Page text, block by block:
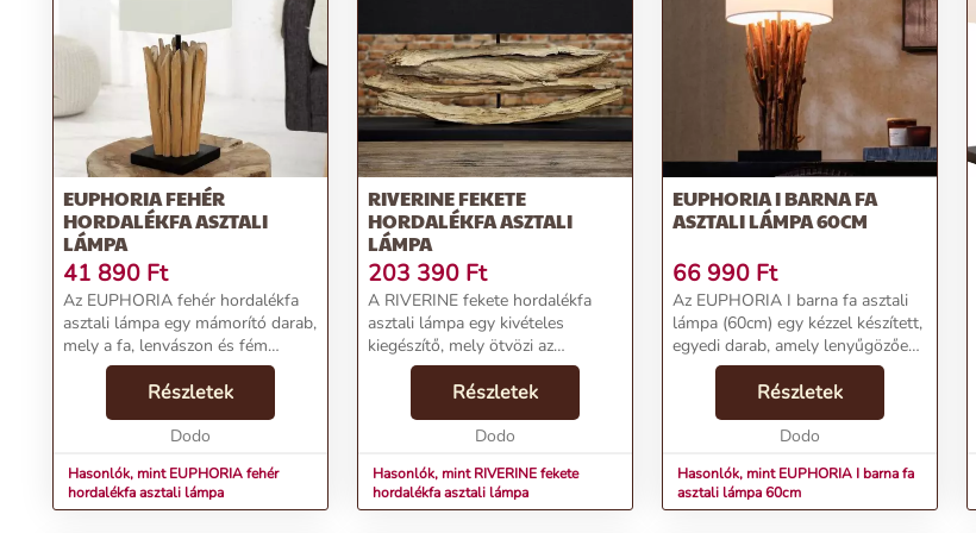
A lámpa követi a skandináv szemléletmódot.
Átlényegző Fény:Melengető fényében az otthonod különlegessé válik.
Rendeld meg most, és hozd el otthonodba az EUPHORIA lámpa mámorító világát!
További információk>>
EUPHORIA FEHÉR
HORDALÉKFA ASZTALI
LÁMPA
41 890 Ft
Az EUPHORIA fehér hordalékfa
asztali lámpa egy mámorító darab,
mely a fa, lenvászon és fém
harmonikus egyesülését kínálja. A
skandináv stílusú világítótest
rendhagyó és lenyűgöző, a
hordalékfa elemek ...
Részletek
Dodo
Hasonlók, mint EUPHORIA fehér
hordalékfa asztali lámpa
RIVERINE FEKETE
HORDALÉKFA ASZTALI
LÁMPA
203 390 Ft
A RIVERINE fekete hordalékfa
asztali lámpa egy kivételes
kiegészítő, mely ötvözi az
egyediséget és az időtállóságot. A
fekete lenvászon lámpaernyő és
fémváz kombinációja önmagában
is stílusos, de a ho...
Részletek
Dodo
Hasonlók, mint RIVERINE fekete
hordalékfa asztali lámpa
EUPHORIA I BARNA FA
ASZTALI LÁMPA 60CM
66 990 Ft
Az EUPHORIA I barna fa asztali
lámpa (60cm) egy kézzel készített,
egyedi darab, amely lenyűgözően
mutat bármelyik szobában.A
lámpa szára longanfa faanyagból
készült, melyet viasszal kezeltek,
Részletek
Dodo
Hasonlók, mint EUPHORIA I barna fa
asztali lámpa 60cm